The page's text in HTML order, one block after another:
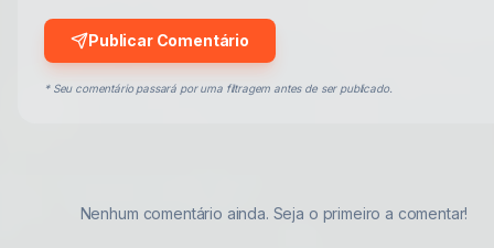
Publicar Comentário
* Seu comentário passará por uma filtragem antes de ser publicado.
Nenhum comentário ainda. Seja o primeiro a comentar!